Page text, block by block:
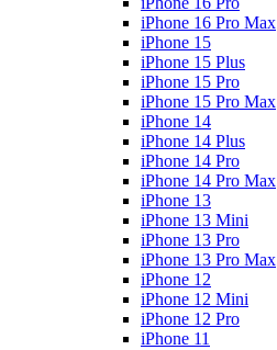
iPhone 16 Pro Max
iPhone 15
iPhone 15 Plus
iPhone 15 Pro
iPhone 15 Pro Max
iPhone 14
iPhone 14 Plus
iPhone 14 Pro
iPhone 14 Pro Max
iPhone 13
iPhone 13 Mini
iPhone 13 Pro
iPhone 13 Pro Max
iPhone 12
iPhone 12 Mini
iPhone 12 Pro
iPhone 11